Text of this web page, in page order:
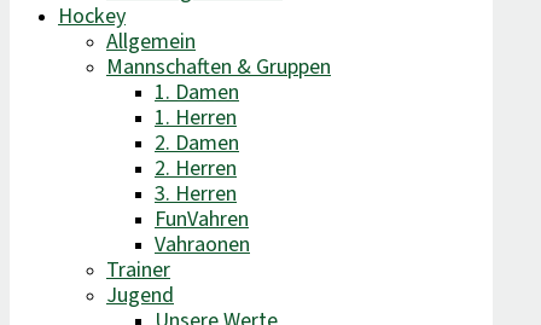
Hockey
Allgemein
Mannschaften & Gruppen
1. Damen
1. Herren
2. Damen
2. Herren
3. Herren
FunVahren​
Vahraonen
Trainer
Jugend